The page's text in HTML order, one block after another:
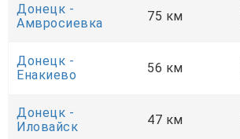
Донецк -
Амвросиевка
75 км
Донецк -
Енакиево
56 км
Донецк -
Иловайск
47 км